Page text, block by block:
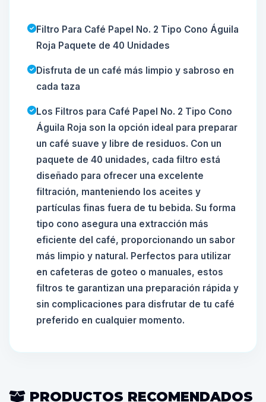
Filtro Para Café Papel No. 2 Tipo Cono Águila
Roja Paquete de 40 Unidades
Disfruta de un café más limpio y sabroso en
cada taza
Los Filtros para Café Papel No. 2 Tipo Cono
Águila Roja son la opción ideal para preparar
un café suave y libre de residuos. Con un
paquete de 40 unidades, cada filtro está
diseñado para ofrecer una excelente
filtración, manteniendo los aceites y
partículas finas fuera de tu bebida. Su forma
tipo cono asegura una extracción más
eficiente del café, proporcionando un sabor
más limpio y natural. Perfectos para utilizar
en cafeteras de goteo o manuales, estos
filtros te garantizan una preparación rápida y
sin complicaciones para disfrutar de tu café
preferido en cualquier momento.
PRODUCTOS RECOMENDADOS